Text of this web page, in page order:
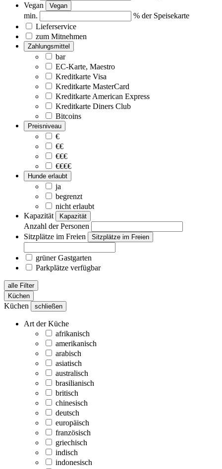
Vegan
Vegan
min.
% der Speisekarte
Lieferservice
zum Mitnehmen
Zahlungsmittel
bar
EC-Karte, Maestro
Kreditkarte Visa
Kreditkarte MasterCard
Kreditkarte American Express
Kreditkarte Diners Club
Bitcoins
Preisniveau
€
€€
€€€
€€€€
Hunde erlaubt
ja
begrenzt
nicht erlaubt
Kapazität
Kapazität
Anzahl der Personen
Sitzplätze im Freien
Sitzplätze im Freien
grüner Gastgarten
Parkplätze verfügbar
alle Filter
Küchen
Küchen schließen
Art der Küche
afrikanisch
amerikanisch
arabisch
asiatisch
australisch
brasilianisch
britisch
chinesisch
deutsch
europäisch
französisch
griechisch
indisch
indonesisch